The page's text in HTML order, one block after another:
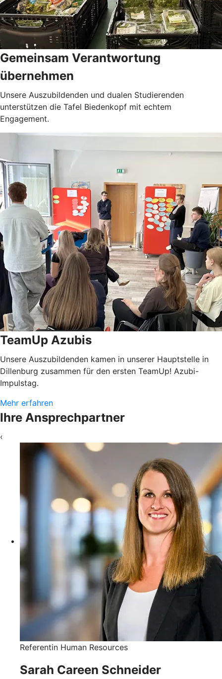
Gemeinsam Verantwortung
übernehmen
Unsere Auszubildenden und dualen Studierenden
unterstützen die Tafel Biedenkopf mit echtem
Engagement.
TeamUp Azubis
Unsere Auszubildenden kamen in unserer Hauptstelle in
Dillenburg zusammen für den ersten TeamUp! Azubi-
Impulstag.
Mehr erfahren
Ihre Ansprechpartner
‹
Referentin Human Resources
Sarah Careen Schneider